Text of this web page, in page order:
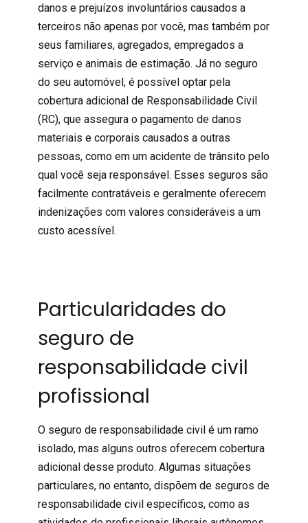
danos e prejuízos involuntários causados a
terceiros não apenas por você, mas também por
seus familiares, agregados, empregados a
serviço e animais de estimação. Já no seguro
do seu automóvel, é possível optar pela
cobertura adicional de Responsabilidade Civil
(RC), que assegura o pagamento de danos
materiais e corporais causados a outras
pessoas, como em um acidente de trânsito pelo
qual você seja responsável. Esses seguros são
facilmente contratáveis e geralmente oferecem
indenizações com valores consideráveis a um
custo acessível.
Particularidades do
seguro de
responsabilidade civil
profissional
O seguro de responsabilidade civil é um ramo
isolado, mas alguns outros oferecem cobertura
adicional desse produto. Algumas situações
particulares, no entanto, dispõem de seguros de
responsabilidade civil específicos, como as